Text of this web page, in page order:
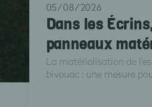
05/08/2026
Dans les
panneaux
La matérialisation de
bivouac : une mesure